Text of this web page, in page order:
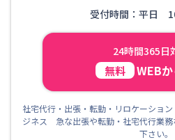
受付時間：平日
24時間365日
無料 WEB
社宅代行・出張・転勤・リロケーショ
ジネス 急な出張や転勤・社宅代行業
下さい。